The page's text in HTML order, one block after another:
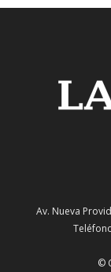
Av. Nueva
©